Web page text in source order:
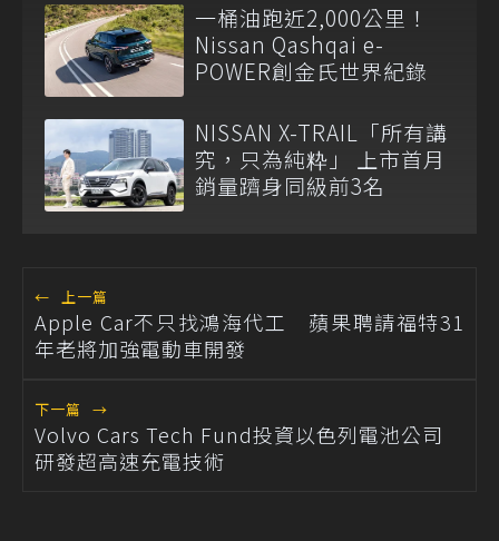
一桶油跑近2,000公里！
Nissan Qashqai e-
POWER創金氏世界紀錄
NISSAN X-TRAIL「所有講
究，只為純粋」 上市首月
銷量躋身同級前3名
← 上一篇
Apple Car不只找鴻海代工 蘋果聘請福特31
年老將加強電動車開發
下一篇 →
Volvo Cars Tech Fund投資以色列電池公司
研發超高速充電技術